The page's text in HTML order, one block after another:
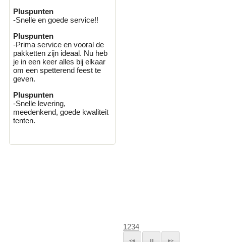
Pluspunten
-Snelle en goede service!!
Pluspunten
-Prima service en vooral de
pakketten zijn ideaal. Nu heb
je in een keer alles bij elkaar
om een spetterend feest te
geven.
Pluspunten
-Snelle levering,
meedenkend, goede kwaliteit
tenten.
1234